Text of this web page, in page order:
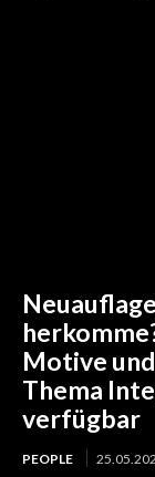
Motive
Thema
verfügbar
PEOPLE